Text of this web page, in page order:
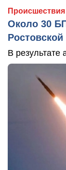
Происшествия
Около 30
В результате